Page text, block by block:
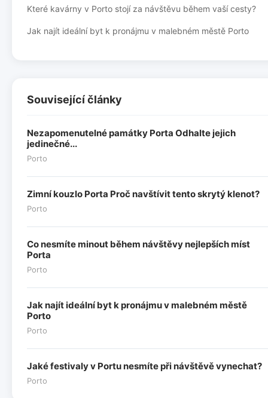
Které kavárny v Porto stojí za návštěvu během vaší cesty?
Jak najít ideální byt k pronájmu v malebném městě Porto
Související články
Nezapomenutelné památky Porta Odhalte jejich
jedinečné...
Porto
Zimní kouzlo Porta Proč navštívit tento skrytý klenot?
Porto
Co nesmíte minout během návštěvy nejlepších míst
Porta
Porto
Jak najít ideální byt k pronájmu v malebném městě
Porto
Porto
Jaké festivaly v Portu nesmíte při návštěvě vynechat?
Porto